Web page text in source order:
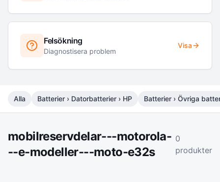
Felsökning
Diagnostisera problem
Visa
Alla Batterier › Datorbatterier › HP Batterier › Övriga
mobilreservdelar---motorola-
--e-modeller---moto-e32s
0
produkter